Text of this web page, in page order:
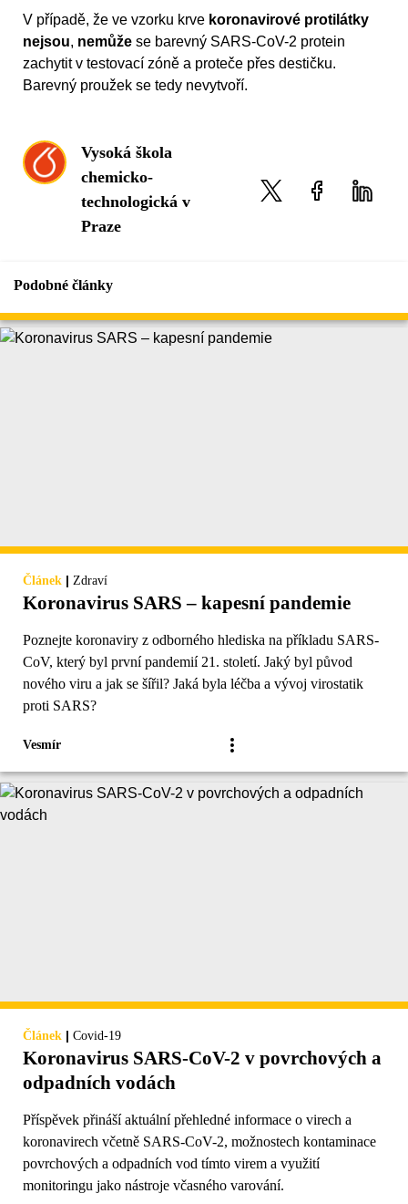
V případě, že ve vzorku krve koronavirové protilátky
nejsou, nemůže se barevný SARS-CoV-2 protein
zachytit v testovací zóně a proteče přes destičku.
Barevný proužek se tedy nevytvoří.
Vysoká škola
chemicko-
technologická v
Praze
Podobné články
Článek | Zdraví
Koronavirus SARS – kapesní pandemie
Poznejte koronaviry z odborného hlediska na příkladu SARS-
CoV, který byl první pandemií 21. století. Jaký byl původ
nového viru a jak se šířil? Jaká byla léčba a vývoj virostatik
proti SARS?
Vesmír
Článek | Covid-19
Koronavirus SARS-CoV-2 v povrchových a
odpadních vodách
Příspěvek přináší aktuální přehledné informace o virech a
koronavirech včetně SARS-CoV-2, možnostech kontaminace
povrchových a odpadních vod tímto virem a využití
monitoringu jako nástroje včasného varování.